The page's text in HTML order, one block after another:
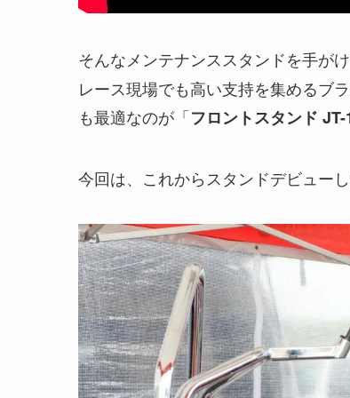
そんなメンテナンススタンドを手がけ
レース現場でも高い支持を集めるブ
も最適なのが「フロントスタンド
今回は、これからスタンドデビュー